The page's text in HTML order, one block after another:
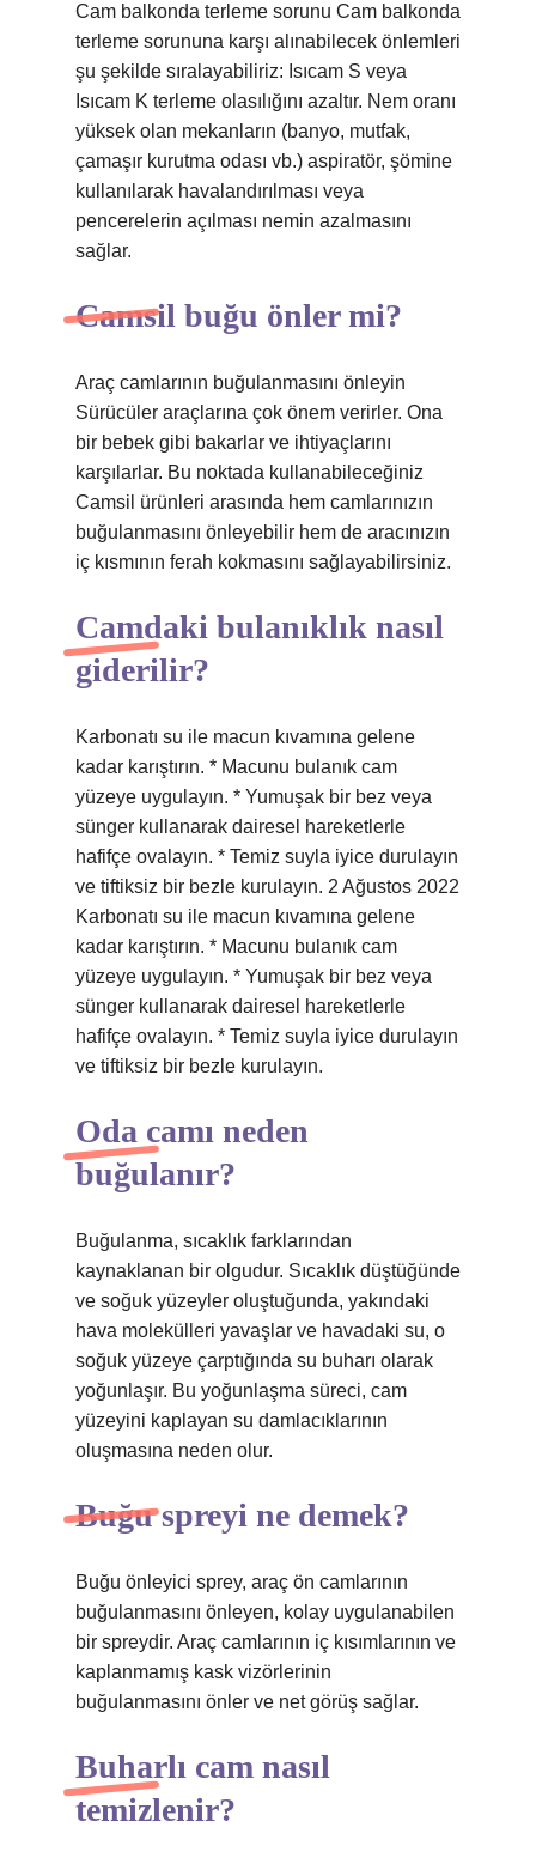
Cam balkonda terleme sorunu Cam balkonda
terleme sorununa karşı alınabilecek önlemleri
şu şekilde sıralayabiliriz: Isıcam S veya
Isıcam K terleme olasılığını azaltır. Nem oranı
yüksek olan mekanların (banyo, mutfak,
çamaşır kurutma odası vb.) aspiratör, şömine
kullanılarak havalandırılması veya
pencerelerin açılması nemin azalmasını
sağlar.
Camsil buğu önler mi?
Araç camlarının buğulanmasını önleyin
Sürücüler araçlarına çok önem verirler. Ona
bir bebek gibi bakarlar ve ihtiyaçlarını
karşılarlar. Bu noktada kullanabileceğiniz
Camsil ürünleri arasında hem camlarınızın
buğulanmasını önleyebilir hem de aracınızın
iç kısmının ferah kokmasını sağlayabilirsiniz.
Camdaki bulanıklık nasıl
giderilir?
Karbonatı su ile macun kıvamına gelene
kadar karıştırın. * Macunu bulanık cam
yüzeye uygulayın. * Yumuşak bir bez veya
sünger kullanarak dairesel hareketlerle
hafifçe ovalayın. * Temiz suyla iyice durulayın
ve tiftiksiz bir bezle kurulayın. 2 Ağustos 2022
Karbonatı su ile macun kıvamına gelene
kadar karıştırın. * Macunu bulanık cam
yüzeye uygulayın. * Yumuşak bir bez veya
sünger kullanarak dairesel hareketlerle
hafifçe ovalayın. * Temiz suyla iyice durulayın
ve tiftiksiz bir bezle kurulayın.
Oda camı neden
buğulanır?
Buğulanma, sıcaklık farklarından
kaynaklanan bir olgudur. Sıcaklık düştüğünde
ve soğuk yüzeyler oluştuğunda, yakındaki
hava molekülleri yavaşlar ve havadaki su, o
soğuk yüzeye çarptığında su buharı olarak
yoğunlaşır. Bu yoğunlaşma süreci, cam
yüzeyini kaplayan su damlacıklarının
oluşmasına neden olur.
Buğu spreyi ne demek?
Buğu önleyici sprey, araç ön camlarının
buğulanmasını önleyen, kolay uygulanabilen
bir spreydir. Araç camlarının iç kısımlarının ve
kaplanmamış kask vizörlerinin
buğulanmasını önler ve net görüş sağlar.
Buharlı cam nasıl
temizlenir?